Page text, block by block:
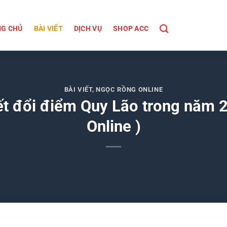
CHỦ BÀI VIẾT DỊCH VỤ SHOP ACC
BÀI VIẾT,NGỌC RỒNG ONLINE
đổi điểm Quy Lão trong năm
Online )